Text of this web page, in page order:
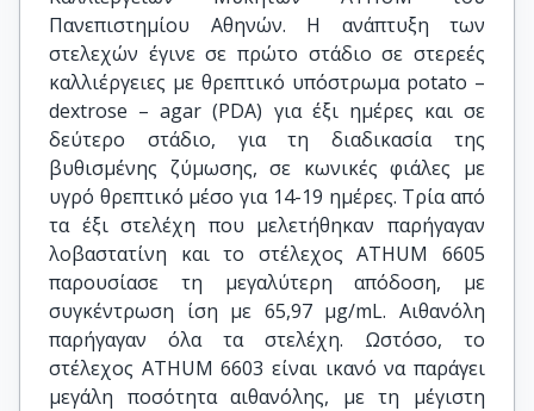
Πανεπιστημίου Αθηνών. Η ανάπτυξη των
στελεχών έγινε σε πρώτο στάδιο σε στερεές
καλλιέργειες με θρεπτικό υπόστρωμα potato –
dextrose – agar (PDA) για έξι ημέρες και σε
δεύτερο στάδιο, για τη διαδικασία της
βυθισμένης ζύμωσης, σε κωνικές φιάλες με
υγρό θρεπτικό μέσο για 14-19 ημέρες. Τρία από
τα έξι στελέχη που μελετήθηκαν παρήγαγαν
λοβαστατίνη και το στέλεχος ATHUM 6605
παρουσίασε τη μεγαλύτερη απόδοση, με
συγκέντρωση ίση με 65,97 μg/mL. Αιθανόλη
παρήγαγαν όλα τα στελέχη. Ωστόσο, το
στέλεχος ATHUM 6603 είναι ικανό να παράγει
μεγάλη ποσότητα αιθανόλης, με τη μέγιστη